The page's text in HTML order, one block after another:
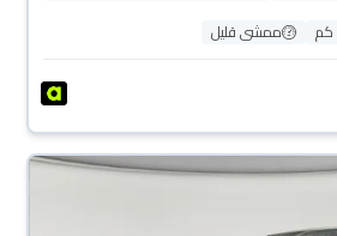
ممشى قليل